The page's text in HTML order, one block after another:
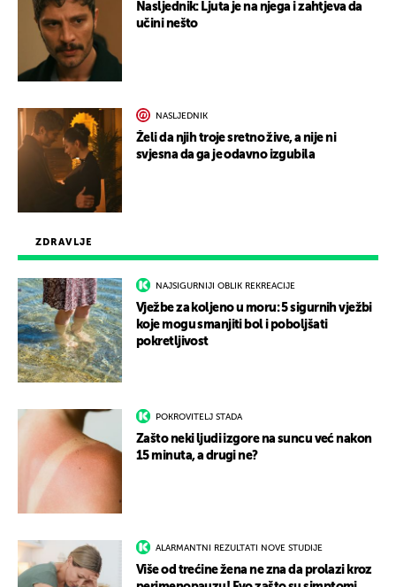
ZDRAVLJE
NAJSIGURNIJI OBLIK REKREACIJE
Vježbe za koljeno u moru: 5 sigurnih vježbi
koje mogu smanjiti bol i poboljšati
pokretljivost
POKROVITELJ STADA
Zašto neki ljudi izgore na suncu već nakon
15 minuta, a drugi ne?
ALARMANTNI REZULTATI NOVE STUDIJE
Više od trećine žena ne zna da prolazi kroz
Nasljednik: Ljuta je na njega i zahtjeva da
učini nešto
NASLJEDNIK
Želi da njih troje sretno žive, a nije ni
svjesna da ga je odavno izgubila